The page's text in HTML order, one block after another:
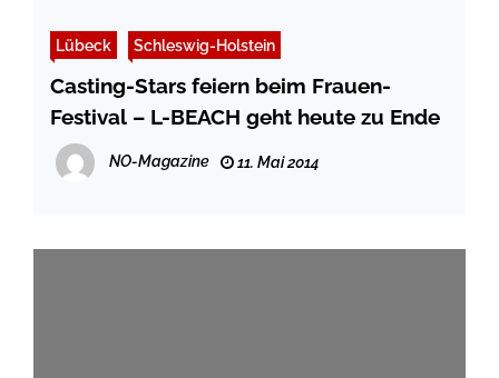
Lübeck Schleswig-Holstein
Casting-Stars feiern beim Frauen-
Festival – L-BEACH geht heute zu Ende
NO-Magazine 11. Mai 2014